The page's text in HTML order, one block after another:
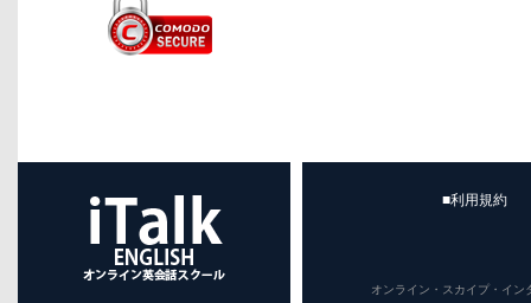
■利用規約
オンライン・スカイプ・イ